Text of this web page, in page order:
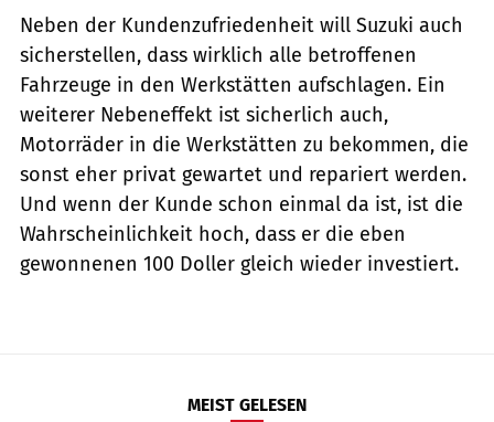
Neben der Kundenzufriedenheit will Suzuki auch
sicherstellen, dass wirklich alle betroffenen
Fahrzeuge in den Werkstätten aufschlagen. Ein
weiterer Nebeneffekt ist sicherlich auch,
Motorräder in die Werkstätten zu bekommen, die
sonst eher privat gewartet und repariert werden.
Und wenn der Kunde schon einmal da ist, ist die
Wahrscheinlichkeit hoch, dass er die eben
gewonnenen 100 Doller gleich wieder investiert.
MEIST GELESEN